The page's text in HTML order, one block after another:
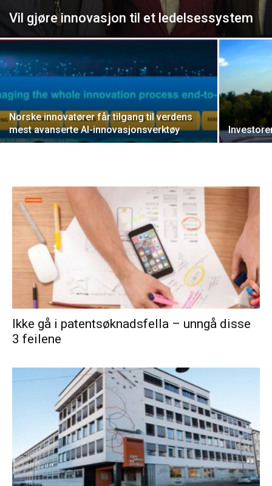
Vil gjøre innovasjon til et ledelsessystem
Norske innovatører får tilgang til verdens
mest avanserte AI-innovasjonsverktøy
Ikke gå i patentsøknadsfella – unngå disse
3 feilene